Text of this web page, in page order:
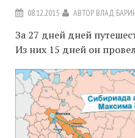
08.12.2015 АВТОР ВЛАД
За 27 дней дней
Из них 15 дней он